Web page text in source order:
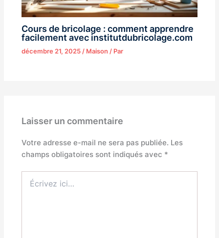
Cours de bricolage : comment apprendre
facilement avec institutdubricolage.com
décembre 21, 2025/ Maison / Par
Laisser un commentaire
Votre adresse e-mail ne sera pas publiée. Les
champs obligatoires sont indiqués avec *
ici…